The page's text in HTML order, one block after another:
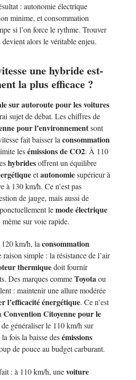
: autonomie électrique
minime, et consommation
si l’on force le rythme. Trouver
alors le véritable enjeu.
une hybride est-
la plus efficace ?
sur autoroute pour les voitures
sujet de débat. Les chiffres de
pour l’environnementsont
fait baisser la consommation
lesémissions de CO2. À 110
hybridesoffrent un équilibre
etautonomiesupérieur à
à 130 km/h. Ce n’est pas
de jauge, mais aussi de
lemode électrique
sur voie rapide.
120 km/h, la consommation
raison simple : la résistance de l’air
thermiquedoit fournir
Des marques commeToyotaou
: maintenir une allure modérée
l’efficacité énergétique. Ce n’est
Convention Citoyenne pour le
généraliser le 110 km/h sur
fois la baisse desémissions
de pouce au budget carburant.
: à 110 km/h, unevoiture